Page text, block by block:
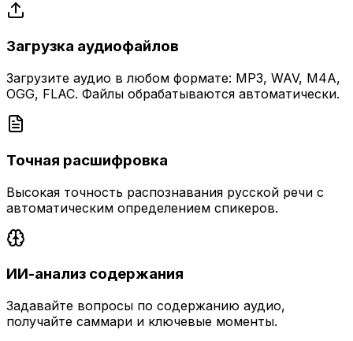
Загрузка аудиофайлов
Загрузите аудио в любом формате: MP3, WAV, M4A,
OGG, FLAC. Файлы обрабатываются автоматически.
Точная расшифровка
Высокая точность распознавания русской речи с
автоматическим определением спикеров.
ИИ-анализ содержания
Задавайте вопросы по содержанию аудио,
получайте саммари и ключевые моменты.